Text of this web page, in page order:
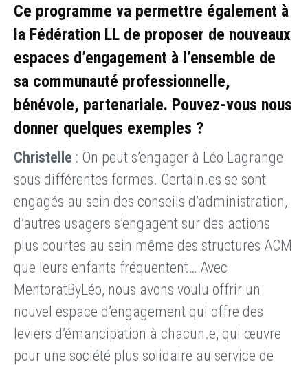
Ce programme va permettre également à
la Fédération LL de proposer de nouveaux
espaces d’engagement à l’ensemble de
sa communauté professionnelle,
bénévole, partenariale. Pouvez-vous nous
donner quelques exemples ?
Christelle : On peut s’engager à Léo Lagrange
sous différentes formes. Certain.es se sont
engagés au sein des conseils d’administration,
d’autres usagers s’engagent sur des actions
plus courtes au sein même des structures ACM
que leurs enfants fréquentent… Avec
MentoratByLéo, nous avons voulu offrir un
nouvel espace d’engagement qui offre des
leviers d’émancipation à chacun.e, qui œuvre
pour une société plus solidaire au service de